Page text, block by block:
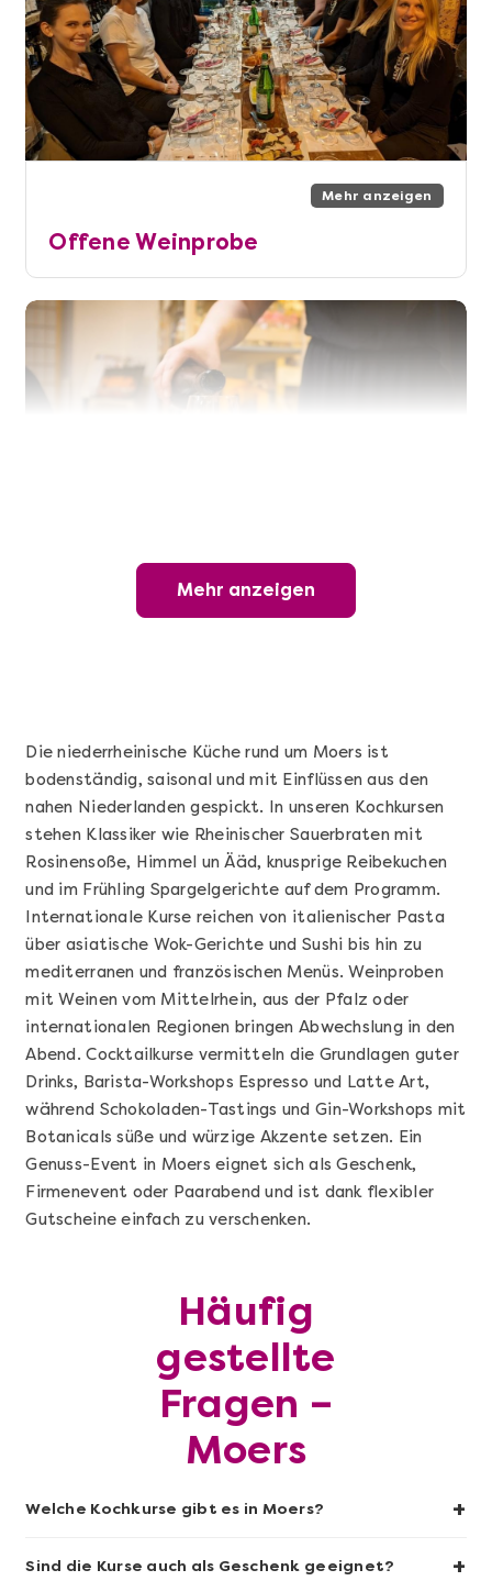
Mehr anzeigen
Offene Weinprobe
Wunderschöner Weinabend
Mehr anzeigen
Sushi Basic Kurs Bonn
Geschenkbox 100€
Mehr anzeigen
Die niederrheinische Küche rund um Moers ist
bodenständig, saisonal und mit Einflüssen aus den
nahen Niederlanden gespickt. In unseren Kochkursen
stehen Klassiker wie Rheinischer Sauerbraten mit
Rosinensoße, Himmel un Ääd, knusprige Reibekuchen
und im Frühling Spargelgerichte auf dem Programm.
Internationale Kurse reichen von italienischer Pasta
über asiatische Wok-Gerichte und Sushi bis hin zu
mediterranen und französischen Menüs. Weinproben
mit Weinen vom Mittelrhein, aus der Pfalz oder
internationalen Regionen bringen Abwechslung in den
Abend. Cocktailkurse vermitteln die Grundlagen guter
Drinks, Barista-Workshops Espresso und Latte Art,
während Schokoladen-Tastings und Gin-Workshops mit
Botanicals süße und würzige Akzente setzen. Ein
Genuss-Event in Moers eignet sich als Geschenk,
Firmenevent oder Paarabend und ist dank flexibler
Gutscheine einfach zu verschenken.
Häufig
gestellte
Fragen –
Moers
Welche Kochkurse gibt es in Moers? +
Sind die Kurse auch als Geschenk geeignet? +